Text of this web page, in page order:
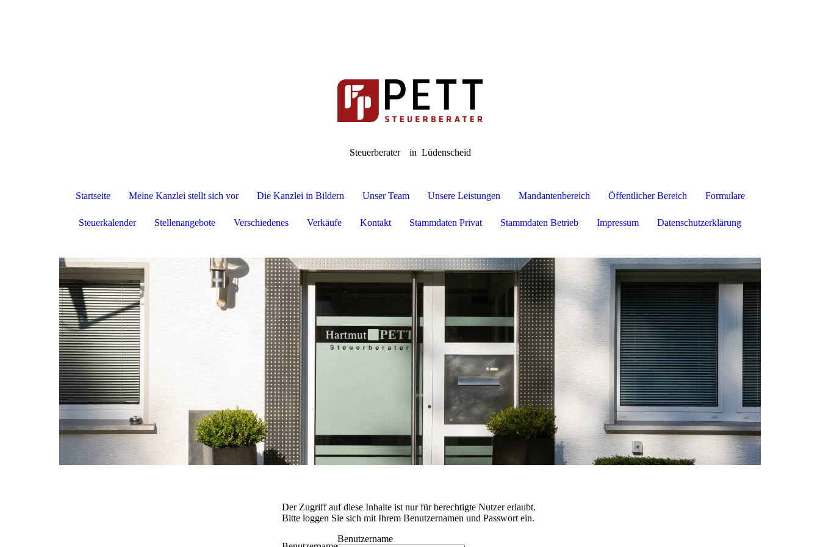
Steuerberater in Lüdenscheid
Startseite Meine Kanzlei stellt sich vor Die Kanzlei in Bildern Unser Team Unsere Leistungen Mandantenbereich Öffentlicher Bereich Formulare
Steuerkalender Stellenangebote Verschiedenes Verkäufe Kontakt Stammdaten Privat Stammdaten Betrieb Impressum Datenschutzerklärung
Der Zugriff auf diese Inhalte ist nur für berechtigte Nutzer erlaubt.
Bitte loggen Sie sich mit Ihrem Benutzernamen und Passwort ein.
Benutzername